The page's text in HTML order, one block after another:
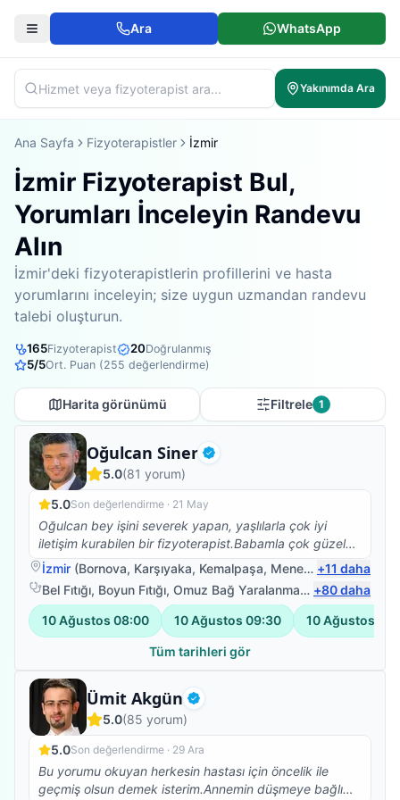
Ara WhatsApp
Yakınımda Ara
Ana Sayfa Fizyoterapistler İzmir
İzmir Fizyoterapist Bul,
Yorumları İnceleyin Randevu
Alın
İzmir'deki fizyoterapistlerin profillerini ve hasta
yorumlarını inceleyin; size uygun uzmandan randevu
talebi oluşturun.
165Fizyoterapist 20Doğrulanmış
5/5Ort. Puan (255 değerlendirme)
Harita görünümü Filtrele 1
Oğulcan Siner Doğrulanmış
Fizyoterapist
5.0(81 yorum)
5.0Son değerlendirme · 21 May
Oğulcan bey işini severek yapan, yaşlılarla çok iyi
iletişim kurabilen bir fizyoterapist.Babamla çok güzel
ilgilendi.Kendisine çok teşekkür ederim.☺️
İzmir (Bornova, Karşıyaka, Kemalpaşa, Menemen )
+11 daha
Bel Fıtığı, Boyun Fıtığı, Omuz Bağ Yaralanması ,Protez
+80daha
10 Ağustos 08:00 10 Ağustos 09:30 10 Ağustos
Tüm tarihleri gör
Ümit Akgün Doğrulanmış
Fizyoterapist
5.0(85 yorum)
5.0Son değerlendirme · 29 Ara
Bu yorumu okuyan herkesin hastası için öncelik ile
geçmiş olsun demek isterim.Annemin düşmeye bağlı